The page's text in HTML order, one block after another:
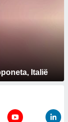
Italië